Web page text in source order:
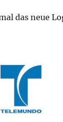
das neue